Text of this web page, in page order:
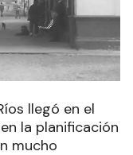
llegó en el
la planificación
mucho